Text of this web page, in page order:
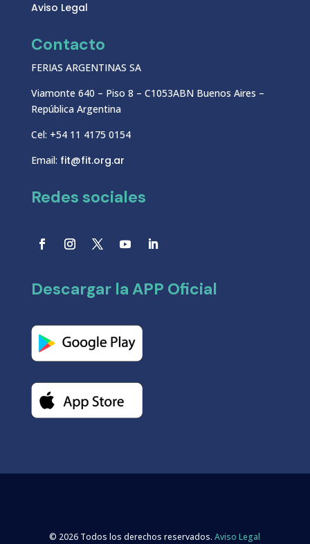
Aviso Legal
Contacto
FERIAS ARGENTINAS SA
Viamonte 640 – Piso 8 – C1053ABN Buenos Aires –
República Argentina
Cel: +54 11 4175 0154
Email: fit@fit.org.ar
Redes sociales
Descargar la APP Oficial
© 2026 Todos los derechos reservados.Aviso Legal